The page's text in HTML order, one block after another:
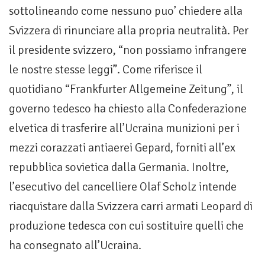
sottolineando come nessuno puo’ chiedere alla
Svizzera di rinunciare alla propria neutralità. Per
il presidente svizzero, “non possiamo infrangere
le nostre stesse leggi”. Come riferisce il
quotidiano “Frankfurter Allgemeine Zeitung”, il
governo tedesco ha chiesto alla Confederazione
elvetica di trasferire all’Ucraina munizioni per i
mezzi corazzati antiaerei Gepard, forniti all’ex
repubblica sovietica dalla Germania. Inoltre,
l’esecutivo del cancelliere Olaf Scholz intende
riacquistare dalla Svizzera carri armati Leopard di
produzione tedesca con cui sostituire quelli che
ha consegnato all’Ucraina.